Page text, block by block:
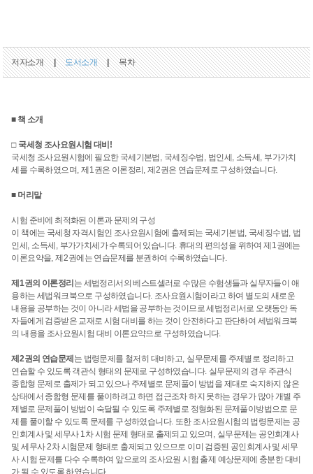
저자소개 | 도서소개 | 목차
■ 책 소개
□ 국세청 조사요원시험 대비!
국세청 조사요원시험에 필요한 국세기본법
국세징수법 법인세 소득세 부가가치
세를 수록하였으며 ,제1 권은 이론정리 ,제2권은 연습문제로 구성하였습니다.
■ 머리말
시험 준비에 최적화된 이론과 문제의 구성
이 책에는 국세청 자격시험인 조사요원시험에 출제되는 국세기본법 국세징수법 법
인세 소득세 부가가치세가 수록되어 있습니다. 휴대의 편의성을 위하여 제1 권에는
이론요약을 ,제2권에는 연습문제를 분권하여 수록하였습니다.
제1권의 이론정리는 세법정리서의 베스트셀러로 수많은 수험생들과 실무자들이 애
용하는 세법워크북으로 구성하였습니다. 조사요원시험이라고 하여 별도의 새로운
내용을 공부하는 것이 아니라 세법을 공부하는 것이므로 세법정리서로 오랫동안 독
자들에게 검증받은 교재로 시험 대비를 하는 것이 안전하다고 판단하여 세법워크북
의 내용을 조사요원시험 대비 이론요약으로 구성하였습니다.
제2권의 연습문제는 법령문제를 철저히 대비하고 실무문제를 주제별로 정리하고
연습할 수 있도록 객관식 형태의 문제로 구성하였습니다. 실무문제의 경우 주관식
종합형 문제로 출제가 되고 있으나 주제별로 문제풀이 방법을 제대로 숙지하지 않은
상태에서 종합형 문제를 풀이하려고 하면 접근조차 하지 못하는 경우가 많아 개별 주
제별로 문제풀이 방법이 숙달될 수 있도록 주제별로 정형화된 문제풀이방법으로 문
제를 풀이할 수 있도록 문제를 구성하였습니다. 또한 조사요원시험의 법령문제는 공
인회계사 및 세무사 1 차 시험 문제 형태로 출제되고 있으며
실무문제는 공인회계사
및 세무사2차 시험문제 형태로 출제되고 있으므로 이미 검증된 공인회계사 및 세무
사 시험 문제를 다수 수록하여 앞으로의 조사요원 시험 출제 예상문제에 충분한 대비
가 될 수 있도록 하였습니다.